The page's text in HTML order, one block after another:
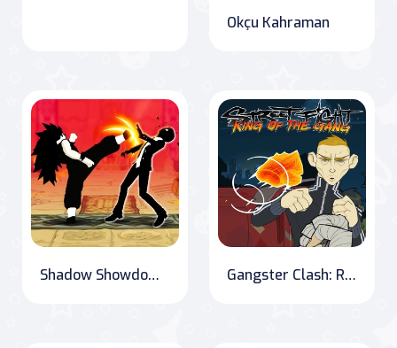
Okçu Kahraman
Shadow Showdown: Champion Clash Gangster Clash: Rise to Power